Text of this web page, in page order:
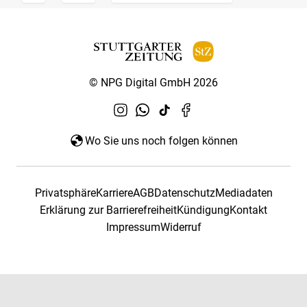
© NPG Digital GmbH 2026
Wo Sie uns noch folgen können
PrivatsphäreKarriereAGBDatenschutzMediadaten
Erklärung zur BarrierefreiheitKündigungKontakt
ImpressumWiderruf